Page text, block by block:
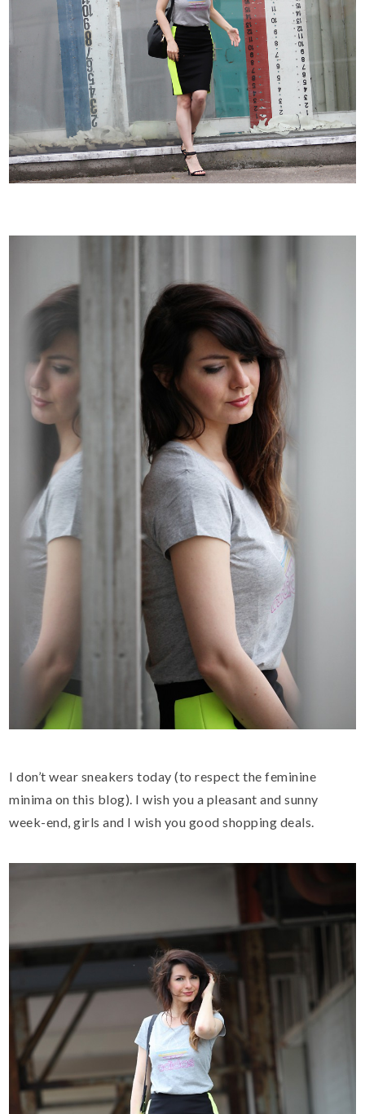
I don’t wear sneakers today (to respect the feminine
minima on this blog). I wish you a pleasant and sunny
week-end, girlsand I wish you goodshopping deals.